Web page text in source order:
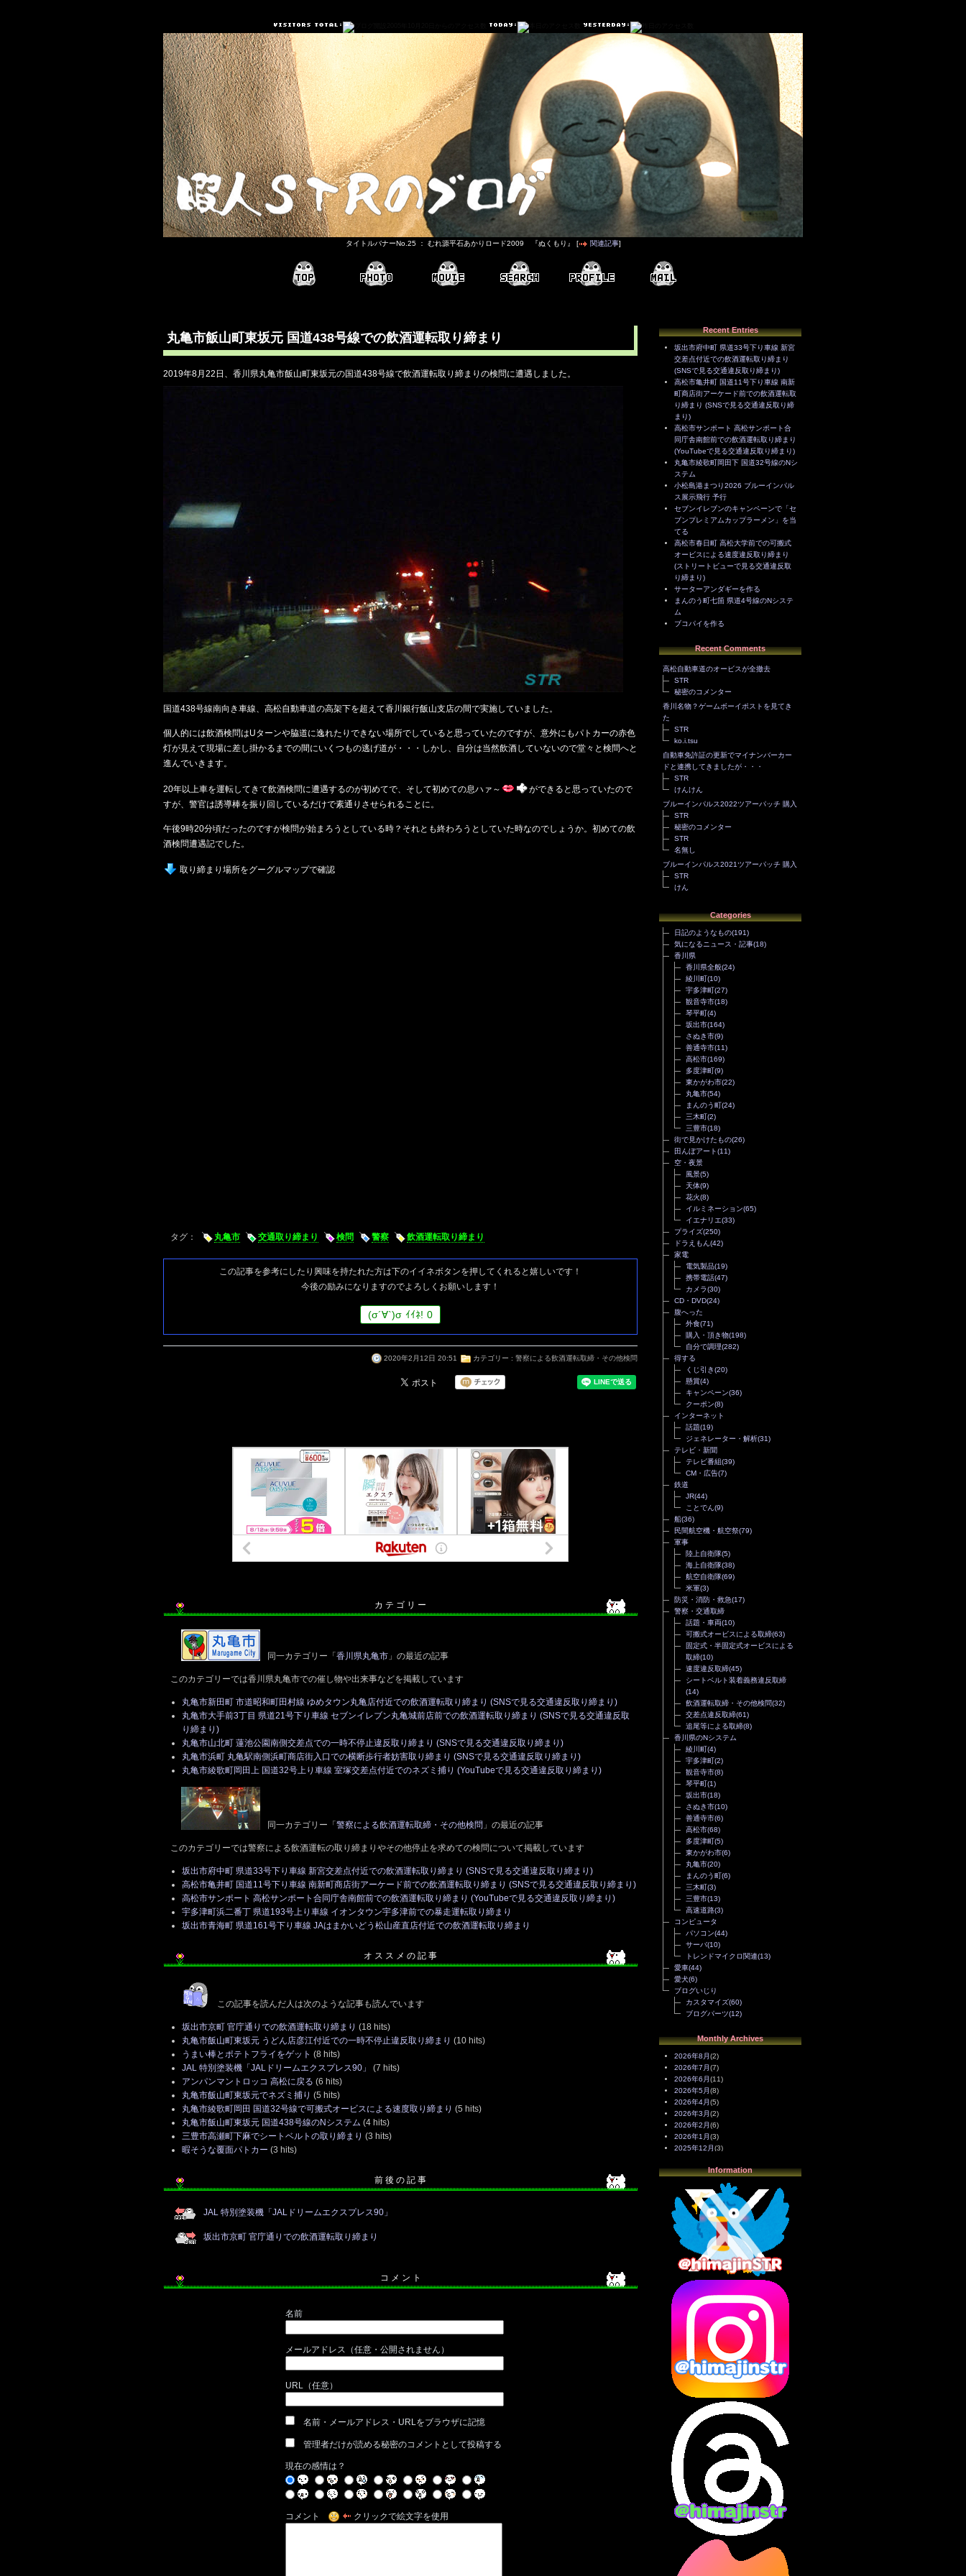
タイトルバナーNo.25 ： むれ源平石あかりロード2009 『ぬくもり』 [ 関連記事]
丸亀市飯山町東坂元 国道438号線での飲酒運転取り締まり
2019年8月22日、香川県丸亀市飯山町東坂元の国道438号線で飲酒運転取り締まりの検問に遭遇しました。
国道438号線南向き車線、高松自動車道の高架下を超えて香川銀行飯山支店の間で実施していました。
個人的には飲酒検問はUターンや脇道に逸れたりできない場所でしていると思っていたのですが、意外にもパトカーの赤色
灯が見えて現場に差し掛かるまでの間にいくつもの逃げ道が・・・しかし、自分は当然飲酒していないので堂々と検問へと
進んでいきます。
20年以上車を運転してきて飲酒検問に遭遇するのが初めてで、そして初めての息ハァ～
ができると思っていたので
すが、警官は誘導棒を振り回しているだけで素通りさせられることに。
午後9時20分頃だったのですが検問が始まろうとしている時？それとも終わろうとしていた時なのでしょうか。初めての飲
酒検問遭遇記でした。
取り締まり場所をグーグルマップで確認
タグ： 丸亀市 交通取り締まり 検問 警察 飲酒運転取り締まり
この記事を参考にしたり興味を持たれた方は下のイイネボタンを押してくれると嬉しいです！
今後の励みになりますのでよろしくお願いします！
(σ´∀`)σ ｲｲﾈ! 0
2020年2月12日 20:51 カテゴリー : 警察による飲酒運転取締・その他検問
カ テ ゴ リ ー
同一カテゴリー「 香川県丸亀市 」の最近の記事
このカテゴリーでは香川県丸亀市での催し物や出来事などを掲載しています
丸亀市新田町 市道昭和町田村線 ゆめタウン丸亀店付近での飲酒運転取り締まり (SNSで見る交通違反取り締まり)
丸亀市大手前3丁目 県道21号下り車線 セブンイレブン丸亀城前店前での飲酒運転取り締まり (SNSで見る交通違反取
り締まり)
丸亀市山北町 蓮池公園南側交差点での一時不停止違反取り締まり (SNSで見る交通違反取り締まり)
丸亀市浜町 丸亀駅南側浜町商店街入口での横断歩行者妨害取り締まり (SNSで見る交通違反取り締まり)
丸亀市綾歌町岡田上 国道32号上り車線 室塚交差点付近でのネズミ捕り (YouTubeで見る交通違反取り締まり)
同一カテゴリー「 警察による飲酒運転取締・その他検問 」の最近の記事
このカテゴリーでは警察による飲酒運転の取り締まりやその他停止を求めての検問について掲載しています
坂出市府中町 県道33号下り車線 新宮交差点付近での飲酒運転取り締まり (SNSで見る交通違反取り締まり)
高松市亀井町 国道11号下り車線 南新町商店街アーケード前での飲酒運転取り締まり (SNSで見る交通違反取り締まり)
高松市サンポート 高松サンポート合同庁舎南館前での飲酒運転取り締まり (YouTubeで見る交通違反取り締まり)
宇多津町浜二番丁 県道193号上り車線 イオンタウン宇多津前での暴走運転取り締まり
坂出市青海町 県道161号下り車線 JAはまかいどう松山産直店付近での飲酒運転取り締まり
オ ス ス メ の 記 事
この記事を読んだ人は次のような記事も読んでいます
坂出市京町 官庁通りでの飲酒運転取り締まり (18 hits)
丸亀市飯山町東坂元 うどん店彦江付近での一時不停止違反取り締まり (10 hits)
うまい棒とポテトフライをゲット (8 hits)
JAL 特別塗装機「JALドリームエクスプレス90」
(7 hits)
アンパンマントロッコ 高松に戻る (6 hits)
丸亀市飯山町東坂元でネズミ捕り (5 hits)
丸亀市綾歌町岡田 国道32号線で可搬式オービスによる速度取り締まり (5 hits)
丸亀市飯山町東坂元 国道438号線のNシステム (4 hits)
三豊市高瀬町下麻でシートベルトの取り締まり (3 hits)
暇そうな覆面パトカー (3 hits)
前 後 の 記 事
JAL 特別塗装機「JALドリームエクスプレス90」
坂出市京町 官庁通りでの飲酒運転取り締まり
コ メ ン ト
名前
メールアドレス（任意・公開されません）
URL（任意）
名前・メールアドレス・URLをブラウザに記憶
管理者だけが読める秘密のコメントとして投稿する
現在の感情は？
コメント クリックで絵文字を使用
Recent Entries
坂出市府中町 県道33号下り車線 新宮
交差点付近での飲酒運転取り締まり
(SNSで見る交通違反取り締まり)
高松市亀井町 国道11号下り車線 南新
町商店街アーケード前での飲酒運転取
り締まり (SNSで見る交通違反取り締
まり)
高松市サンポート 高松サンポート合
同庁舎南館前での飲酒運転取り締まり
(YouTubeで見る交通違反取り締まり)
丸亀市綾歌町岡田下 国道32号線のNシ
ステム
小松島港まつり2026 ブルーインパル
ス展示飛行 予行
セブンイレブンのキャンペーンで「セ
ブンプレミアムカップラーメン」を当
てる
高松市春日町 高松大学前での可搬式
オービスによる速度違反取り締まり
(ストリートビューで見る交通違反取
り締まり)
サーターアンダギーを作る
まんのう町七箇 県道4号線のNシステ
ム
ブコパイを作る
Recent Comments
高松自動車道のオービスが全撤去
STR
秘密のコメンター
香川名物？ゲームボーイポストを見てき
た
STR
ko.i.tsu
自動車免許証の更新でマイナンバーカー
ドと連携してきましたが・・・
STR
けんけん
ブルーインパルス2022ツアーパッチ 購入
STR
秘密のコメンター
STR
名無し
ブルーインパルス2021ツアーパッチ 購入
STR
けん
Categories
日記のようなもの(191)
気になるニュース・記事(18)
香川県
香川県全般(24)
綾川町(10)
宇多津町(27)
観音寺市(18)
琴平町(4)
坂出市(164)
さぬき市(9)
善通寺市(11)
高松市(169)
多度津町(9)
東かがわ市(22)
丸亀市(54)
まんのう町(24)
三木町(2)
三豊市(18)
街で見かけたもの(26)
田んぼアート(11)
空・夜景
風景(5)
天体(9)
花火(8)
イルミネーション(65)
イエナリエ(33)
プライズ(250)
ドラえもん(42)
家電
電気製品(19)
携帯電話(47)
カメラ(30)
CD・DVD(24)
腹へった
外食(71)
購入・頂き物(198)
自分で調理(282)
得する
くじ引き(20)
懸賞(4)
キャンペーン(36)
クーポン(8)
インターネット
話題(19)
ジェネレーター・解析(31)
テレビ・新聞
テレビ番組(39)
CM・広告(7)
鉄道
JR(44)
ことでん(9)
船(36)
民間航空機・航空祭(79)
軍事
陸上自衛隊(5)
海上自衛隊(38)
航空自衛隊(69)
米軍(3)
防災・消防・救急(17)
警察・交通取締
話題・車両(10)
可搬式オービスによる取締(63)
固定式・半固定式オービスによる
取締(10)
速度違反取締(45)
シートベルト装着義務違反取締
(14)
飲酒運転取締・その他検問(32)
交差点違反取締(61)
追尾等による取締(8)
香川県のNシステム
綾川町(4)
宇多津町(2)
観音寺市(8)
琴平町(1)
坂出市(18)
さぬき市(10)
善通寺市(6)
高松市(68)
多度津町(5)
東かがわ市(6)
丸亀市(20)
まんのう町(6)
三木町(3)
三豊市(13)
高速道路(3)
コンピュータ
パソコン(44)
サーバ(10)
トレンドマイクロ関連(13)
愛車(44)
愛犬(6)
ブログいじり
カスタマイズ(60)
ブログパーツ(12)
Monthly Archives
2026年8月(2)
2026年7月(7)
2026年6月(11)
2026年5月(8)
2026年4月(5)
2026年3月(2)
2026年2月(6)
2026年1月(3)
2025年12月(3)
2025年10月(3)
2025年8月 (3)
2025年7月(2)
2025年6月(1)
2025年5月
(7)
2025年4月(2)
2025年3月 (8)
2025年2月(10)
2025年1月
2024年12月
2024年11月(13)
2024年10月
2024年9月 (14)
2024年8月 (13)
2024年7月
(7)
2024年6月(10)
2024年5月(12)
2024年4月(15)
2024年3月
2024年1月
2023年12月
2023年11月 (4)
2023年10月
(3)
2023年9月
2023年8月(12)
2023年7月
(14)
2023年6月
2023年5月
(5)
2023年4月(6)
2023年3月
(3)
2023年1月
2022年12月
2022年11月
Information